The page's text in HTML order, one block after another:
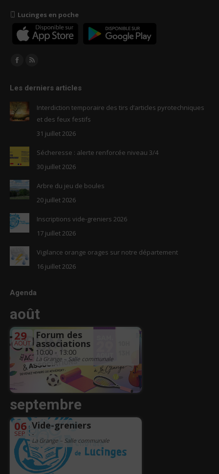
Lucinges en poche
Trouvez nous sur :
Facebook
opens
in
new
window
opens
new
window
Les derniers articles
Interdiction temporaire des tirs d’articles pyrotechniques
et des feux festifs
31 juillet 2026
Sécheresse : alerte renforcée niveau 3/4
30 juillet 2026
Arbre du jeu de boules
20 juillet 2026
Inscriptions vide-greniers 2026
17 juillet 2026
Vigilance orange orages sur notre département
16 juillet 2026
Agenda
août
29
AOÛT
Forum des
associations
10:00 - 13:00
La Grange – Salle communale
septembre
06
SEP
Vide-greniers
-
La Grange – Salle communale